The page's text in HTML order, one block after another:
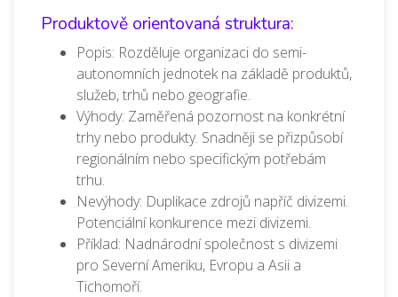
Produktově orientovaná struktura:
Popis: Rozděluje organizaci do semi-
autonomních jednotek na základě produktů,
služeb, trhů nebo geografie.
Výhody: Zaměřená pozornost na konkrétní
trhy nebo produkty. Snadněji se přizpůsobí
regionálním nebo specifickým potřebám
trhu.
Nevýhody: Duplikace zdrojů napříč divizemi.
Potenciální konkurence mezi divizemi.
Příklad: Nadnárodní společnost s divizemi
pro Severní Ameriku, Evropu a Asii a
Tichomoří.